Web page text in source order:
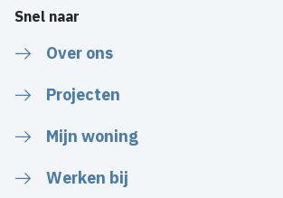
Snel naar
Over ons
Projecten
Mijn woning
Werken bij